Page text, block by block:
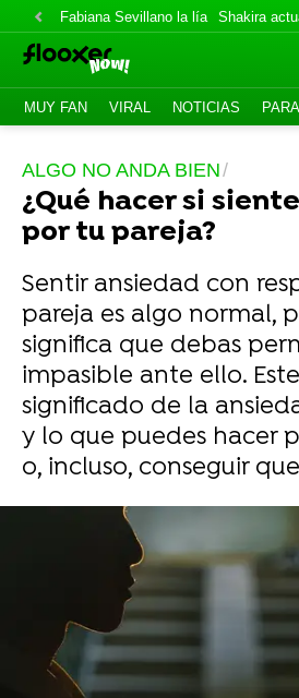
Fabiana Sevillano la lía Shakira
MUY FAN VIRAL NOTICIAS
ALGO NO ANDA BIEN
¿Qué hacer si
por tu pareja?
Sentir ansiedad con
pareja es algo normal,
significa que debas
impasible ante ello.
significado de la
y lo que puedes hacer
o, incluso, conseguir